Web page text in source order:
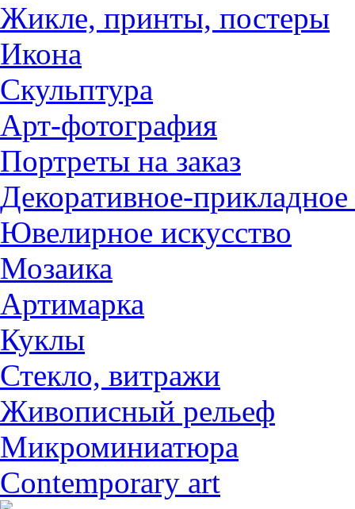
Жикле, принты, постеры
Икона
Скульптура
Арт-фотография
Портреты на заказ
Декоративное-прикладное
Ювелирное искусство
Мозаика
Артимарка
Куклы
Стекло, витражи
Живописный рельеф
Микроминиатюра
Contemporary art